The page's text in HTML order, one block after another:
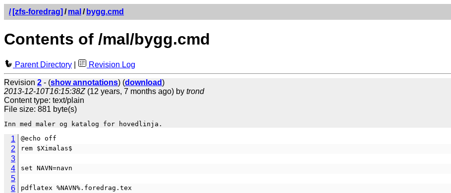
/ [zfs-foredrag] / mal / bygg.cmd
Contents of /mal/bygg.cmd
Parent Directory Revision Log
Revision 2 - (show annotations) (download)
2013-12-10T16:15:38Z(12 years, 7 months ago) by trond
Content type: text/plain
File size: 881 byte(s)
1 @echo off
2 rem $Ximalas$
3
4
set NAVN=navn
5
6
pdflatex %NAVN%.foredrag.tex